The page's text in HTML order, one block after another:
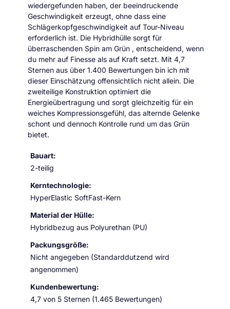
wiedergefunden haben, der beeindruckende
Geschwindigkeit erzeugt, ohne dass eine
Schlägerkopfgeschwindigkeit auf Tour-Niveau
erforderlich ist. Die Hybridhülle sorgt für
überraschenden Spin am Grün , entscheidend, wenn
du mehr auf Finesse als auf Kraft setzt. Mit 4,7
Sternen aus über 1.400 Bewertungen bin ich mit
dieser Einschätzung offensichtlich nicht allein. Die
zweiteilige Konstruktion optimiert die
Energieübertragung und sorgt gleichzeitig für ein
weiches Kompressionsgefühl, das alternde Gelenke
schont und dennoch Kontrolle rund um das Grün
bietet.
Bauart:
2-teilig
Kerntechnologie:
HyperElastic SoftFast-Kern
Material der Hülle:
Hybridbezug aus Polyurethan (PU)
Packungsgröße:
Nicht angegeben (Standarddutzend wird
angenommen)
Kundenbewertung:
4,7 von 5 Sternen (1.465 Bewertungen)